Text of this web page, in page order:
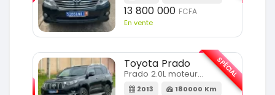
13 800 000 FCFA
En vente
Toyota Prado
Prado 2.0L moteur d4d
2013 180000 Km
SPÉCIAL